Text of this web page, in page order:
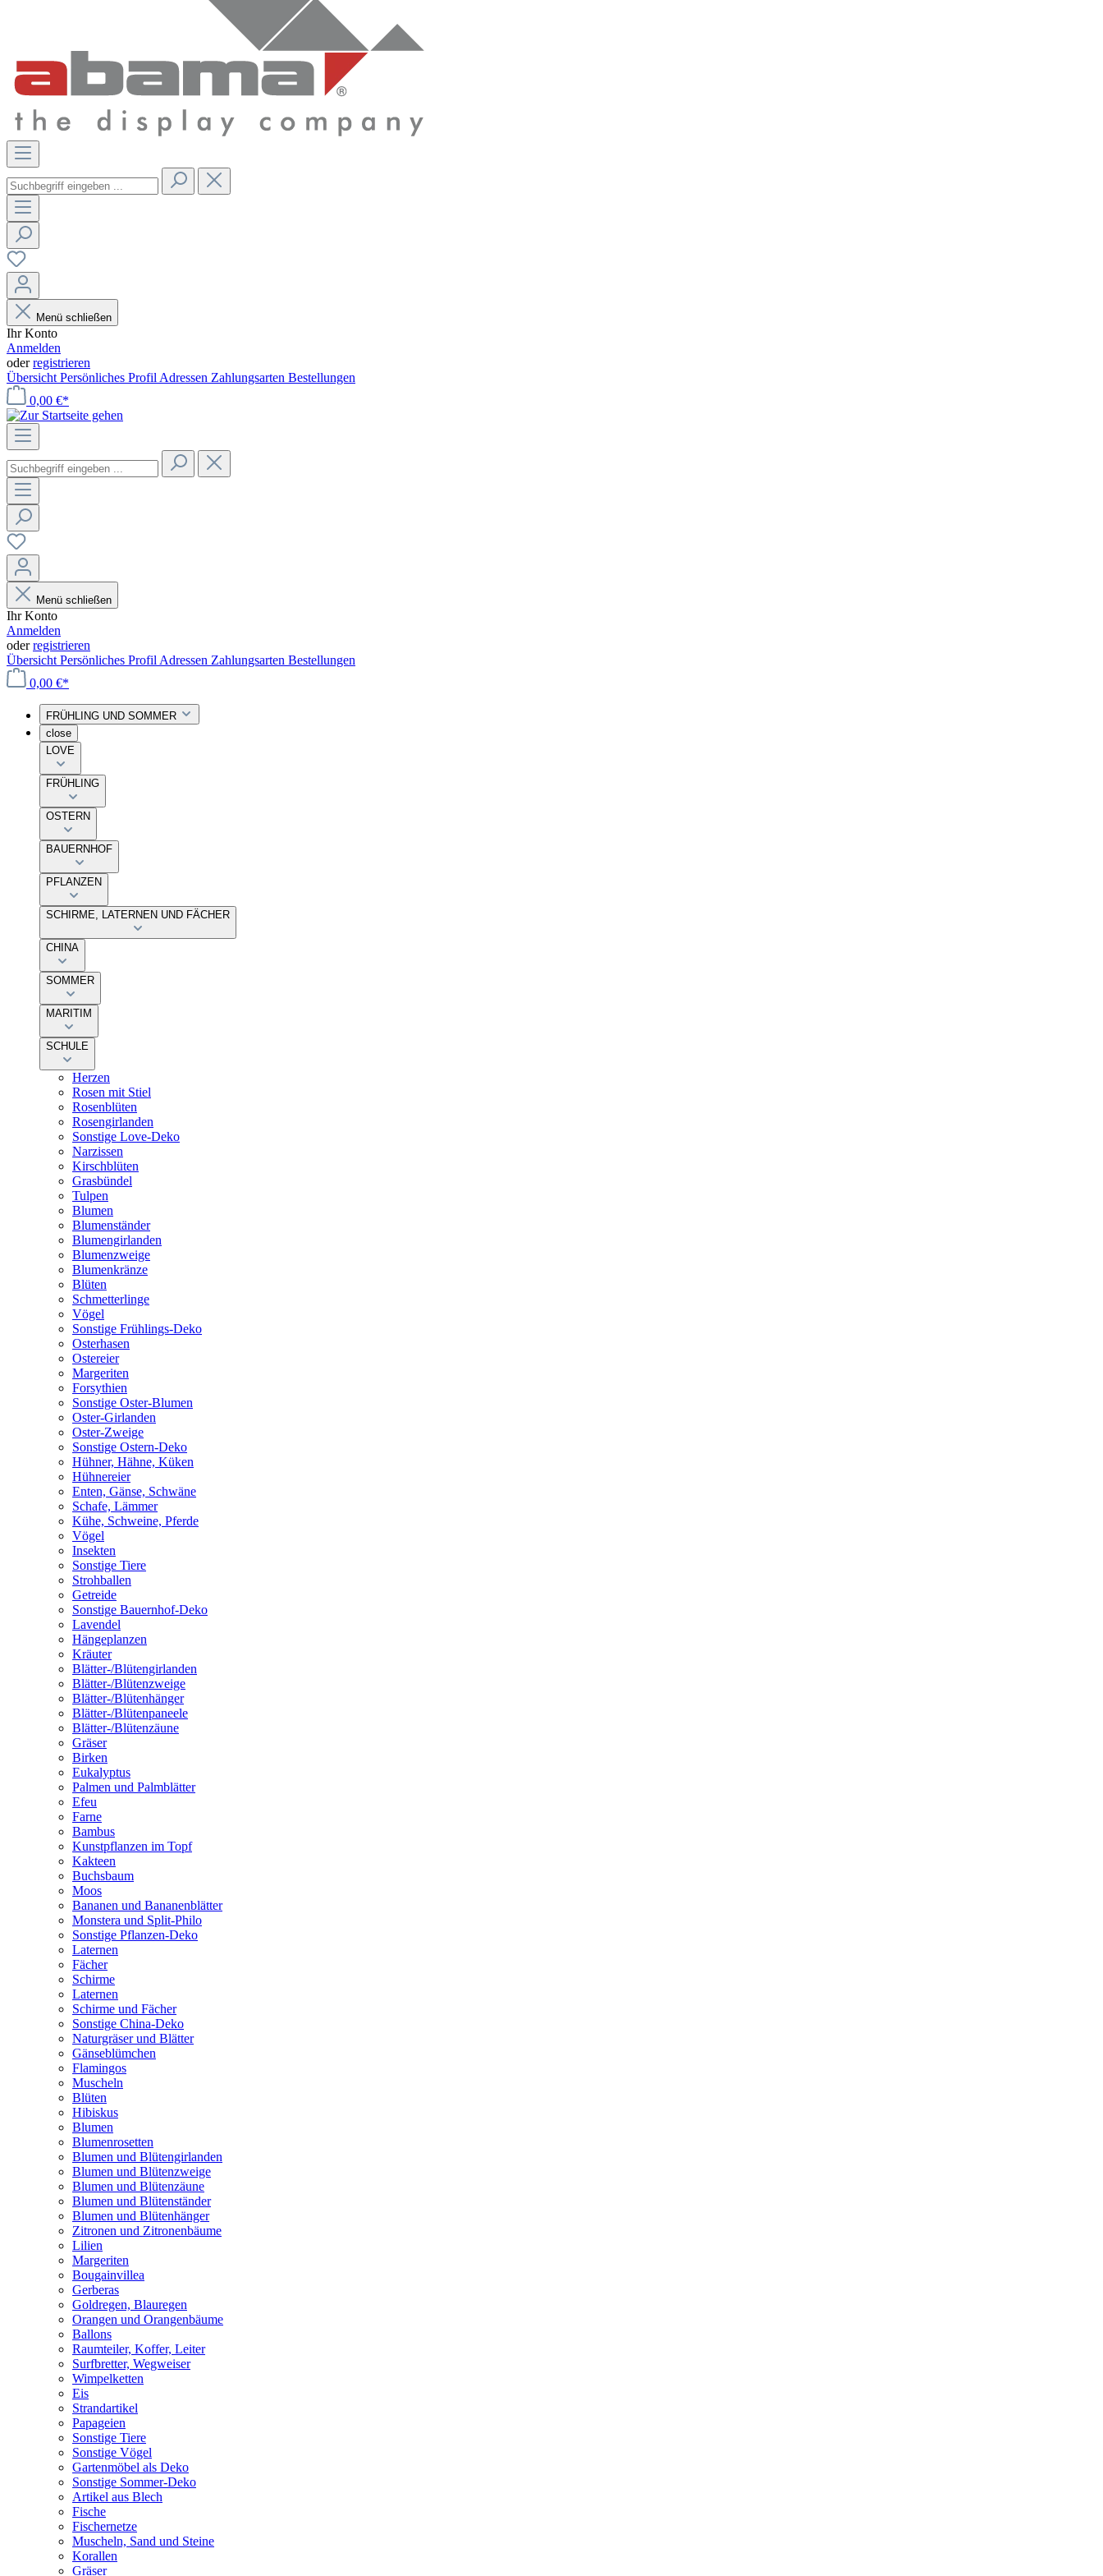
Menü schließen
Ihr Konto
Anmelden
oderregistrieren
Übersicht Persönliches Profil Adressen Zahlungsarten Bestellungen
0,00 €*
Menü schließen
Ihr Konto
Anmelden
oderregistrieren
Übersicht Persönliches Profil Adressen Zahlungsarten Bestellungen
0,00 €*
FRÜHLING UND SOMMER
close
LOVE
FRÜHLING
OSTERN
BAUERNHOF
PFLANZEN
SCHIRME, LATERNEN UND FÄCHER
CHINA
SOMMER
MARITIM
SCHULE
Herzen
Rosen mit Stiel
Rosenblüten
Rosengirlanden
Sonstige Love-Deko
Narzissen
Kirschblüten
Grasbündel
Tulpen
Blumen
Blumenständer
Blumengirlanden
Blumenzweige
Blumenkränze
Blüten
Schmetterlinge
Vögel
Sonstige Frühlings-Deko
Osterhasen
Ostereier
Margeriten
Forsythien
Sonstige Oster-Blumen
Oster-Girlanden
Oster-Zweige
Sonstige Ostern-Deko
Hühner, Hähne, Küken
Hühnereier
Enten, Gänse, Schwäne
Schafe, Lämmer
Kühe, Schweine, Pferde
Vögel
Insekten
Sonstige Tiere
Strohballen
Getreide
Sonstige Bauernhof-Deko
Lavendel
Hängeplanzen
Kräuter
Blätter-/Blütengirlanden
Blätter-/Blütenzweige
Blätter-/Blütenhänger
Blätter-/Blütenpaneele
Blätter-/Blütenzäune
Gräser
Birken
Eukalyptus
Palmen und Palmblätter
Efeu
Farne
Bambus
Kunstpflanzen im Topf
Kakteen
Buchsbaum
Moos
Bananen und Bananenblätter
Monstera und Split-Philo
Sonstige Pflanzen-Deko
Laternen
Fächer
Schirme
Laternen
Schirme und Fächer
Sonstige China-Deko
Naturgräser und Blätter
Gänseblümchen
Flamingos
Muscheln
Blüten
Hibiskus
Blumen
Blumenrosetten
Blumen und Blütengirlanden
Blumen und Blütenzweige
Blumen und Blütenzäune
Blumen und Blütenständer
Blumen und Blütenhänger
Zitronen und Zitronenbäume
Lilien
Margeriten
Bougainvillea
Gerberas
Goldregen, Blauregen
Orangen und Orangenbäume
Ballons
Raumteiler, Koffer, Leiter
Surfbretter, Wegweiser
Wimpelketten
Eis
Strandartikel
Papageien
Sonstige Tiere
Sonstige Vögel
Gartenmöbel als Deko
Sonstige Sommer-Deko
Artikel aus Blech
Fische
Fischernetze
Muscheln, Sand und Steine
Korallen
Gräser